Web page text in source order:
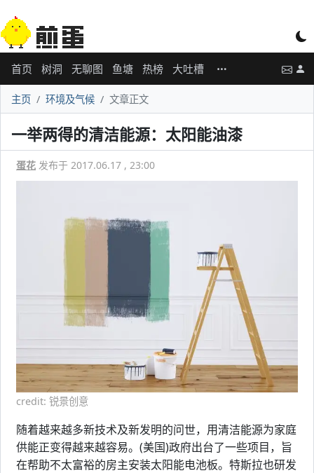
首页 树洞 无聊图 鱼塘 热榜 大吐槽
主页 环境及气候 文章正文
一举两得的清洁能源：太阳能油漆
蛋花 发布于 2017.06.17 , 23:00
credit: 锐景创意
随着越来越多新技术及新发明的问世，用清洁能源为家庭
供能正变得越来越容易。(美国)政府出台了一些项目，旨
在帮助不太富裕的房主安装太阳能电池板。特斯拉也研发